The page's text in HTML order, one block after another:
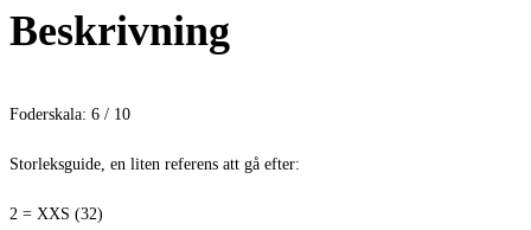
Beskrivning
Foderskala: 6 / 10
Storleksguide, en liten referens att gå efter:
2 = XXS (32)